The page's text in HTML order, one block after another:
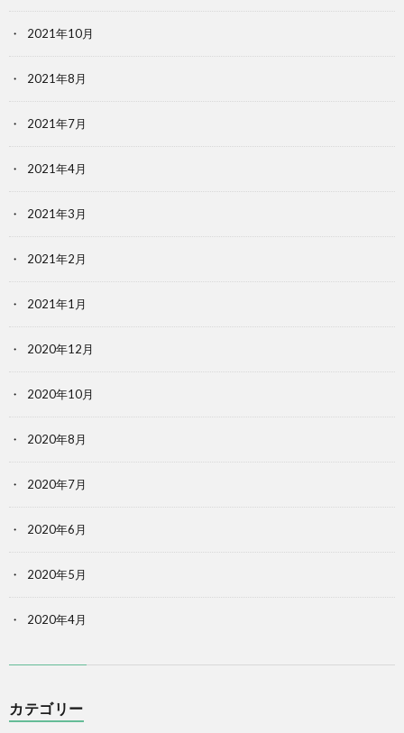
2021年10月
2021年8月
2021年7月
2021年4月
2021年3月
2021年2月
2021年1月
2020年12月
2020年10月
2020年8月
2020年7月
2020年6月
2020年5月
2020年4月
カテゴリー